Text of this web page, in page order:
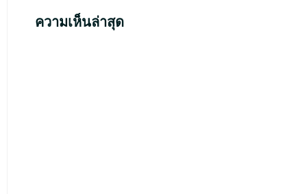
ความเห็นล่าสุด